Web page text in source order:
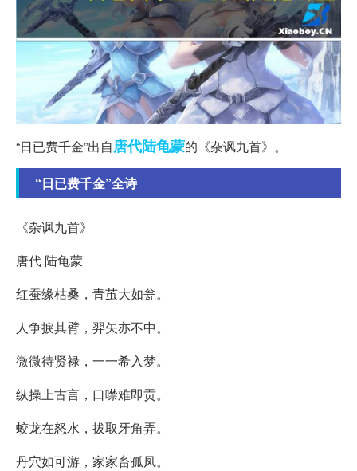
“日已费千金”出自唐代陆龟蒙的《杂讽九首》。
“日已费千金”全诗
《杂讽九首》
唐代 陆龟蒙
红蚕缘枯桑，青茧大如瓮。
人争捩其臂，羿矢亦不中。
微微待贤禄，一一希入梦。
纵操上古言，口噤难即贡。
蛟龙在怒水，拔取牙角弄。
丹穴如可游，家家畜孤凤。